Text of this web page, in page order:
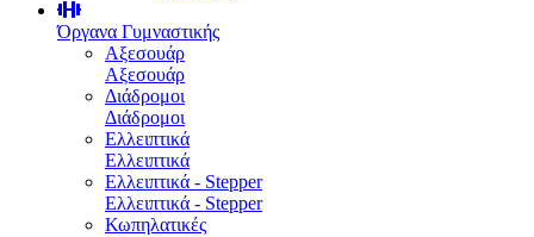
Όργανα Γυμναστικής
Αξεσουάρ
Αξεσουάρ
Διάδρομοι
Διάδρομοι
Ελλειπτικά
Ελλειπτικά
Ελλειπτικά - Stepper
Ελλειπτικά - Stepper
Κωπηλατικές